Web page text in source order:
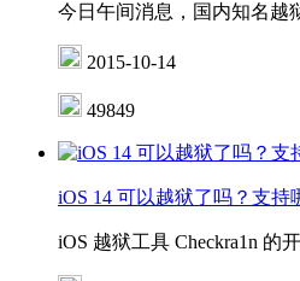
今日午间消息，国内知名越
2015-10-14
49849
iOS 14 可以越狱了吗？支持
iOS 越狱工具 Checkra1n 的